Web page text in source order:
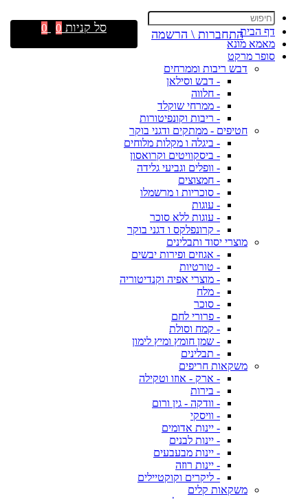
דף הבית
מאמא מונא
סופר מרקט
דבש ריבות וממרחים
- דבש וסילאן
- חלווה
- ממרחי שוקלד
- ריבות וקונפיטורות
חטיפים - ממתקים ודגני בוקר
- ביגלה ו מקלות מלוחים
- ביסקוויטים וקרואסון
- וופלים וגביעי גלידה
- חמצוצים
- סוכריות ו מרשמלו
- עוגות
- עוגות ללא סוכר
- קרונפלקס ו דגני בוקר
מוצרי יסוד ותבלינים
- אגוזים ופירות יבשים
- טורטיות
- מוצרי אפיה וקנדיטוריה
- מלח
- סוכר
- פרורי לחם
- קמח וסולת
- שמן חומץ ומיץ לימון
- תבלינים
משקאות חריפים
- ארק - אוזו וטקילה
- בירות
- וודקה - גין ורום
- וויסקי
- יינות אדומים
- יינות לבנים
- יינות מבעבעים
- יינות רוזה
- ליקרים וקוקטיילים
משקאות קלים
התחברות \ הרשמה סל קניות 0
0